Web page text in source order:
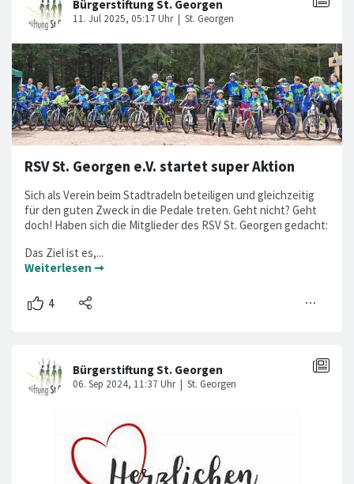
RSV St. Georgen e.V. startet super Aktion
Sich als Verein beim Stadtradeln beteiligen und gleichzeitig
für den guten Zweck in die Pedale treten. Geht nicht? Geht
doch! Haben sich die Mitglieder des RSV St. Georgen gedacht:
Das Ziel ist es,...
Weiterlesen ➞